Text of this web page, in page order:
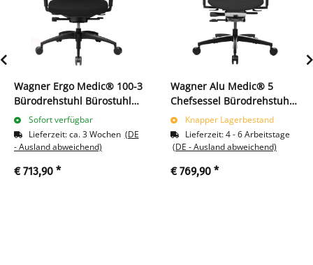
Wagner Ergo Medic® 100-3
Bürodrehstuhl Bürostuhl
Bandscheibensitz mit
DONDOLA TECHNIK 216707
schwarz
Sofort verfügbar
Lieferzeit:ca. 3 Wochen (DE
- Ausland abweichend)
€ 713,90 *
Wagner Alu Medic® 5
Chefsessel Bürodrehstuhl
Bürostuhl Dondola Technik
216720
Knapper Lagerbestand
Lieferzeit:4 - 6 Arbeitstage
(DE - Ausland abweichend)
€ 769,90 *